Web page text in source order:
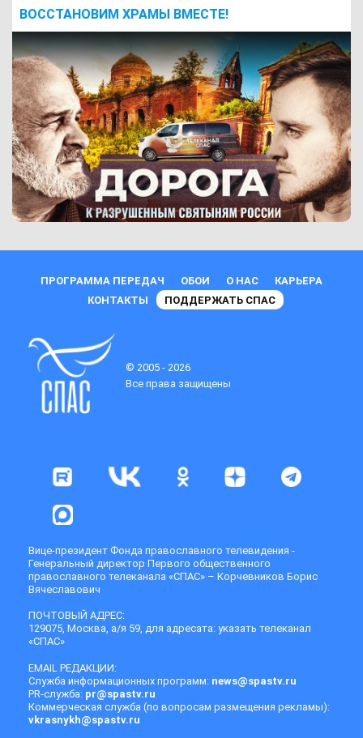
ВОCСТАНОВИМ ХРАМЫ ВМЕСТЕ!
ПРОГРАММА ПЕРЕДАЧ ОБОИ О НАС
КАРЬЕРА
КОНТАКТЫ
ПОДДЕРЖАТЬ СПАС
© 2005 - 2026
Все права защищены
Вице-президент Фонда православного телевидения -
Генеральный директор Первого общественного
православного телеканала «СПАС» – Корчевников Борис
Вячеславович
ПОЧТОВЫЙ АДРЕС:
129075, Москва, а/я 59, для адресата: указать телеканал
«СПАС»
EMAIL РЕДАКЦИИ:
Служба информационных программ: news@spastv.ru
PR-служба: pr@spastv.ru
Коммерческая служба (по вопросам размещения рекламы):
vkrasnykh@spastv.ru